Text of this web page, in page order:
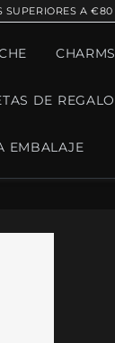
SUPERIORES A €80
CHARMS
DE REGALO
EMBALAJE